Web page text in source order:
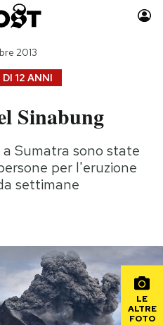
Auto
Moda
Consumismi
Storie/Idee
Altrecose
Mondiali calcio 2026
DI 12 ANNI
2013
Sinabung
Sumatra sono state
per l'eruzione
settimane
LE
ALTRE
FOTO